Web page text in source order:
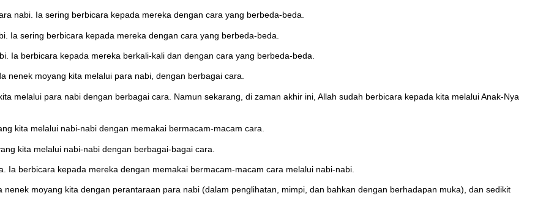
nabi. Ia sering berbicara kepada mereka dengan cara yang berbeda-beda.
Ia sering berbicara kepada mereka dengan cara yang berbeda-beda.
Ia berbicara kepada mereka berkali-kali dan dengan cara yang berbeda-beda.
nenek moyang kita melalui para nabi, dengan berbagai cara.
melalui para nabi dengan berbagai cara. Namun sekarang, di zaman akhir ini, Allah sudah berbicara kepada kita melalui Anak-Nya
kita melalui nabi-nabi dengan memakai bermacam-macam cara.
kita melalui nabi-nabi dengan berbagai-bagai cara.
Ia berbicara kepada mereka dengan memakai bermacam-macam cara melalui nabi-nabi.
moyang kita dengan perantaraan para nabi (dalam penglihatan, mimpi, dan bahkan dengan berhadapan muka), dan sedikit